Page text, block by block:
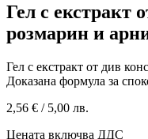
Гел с екстракт
розмарин и
Гел с екстракт от див
Доказана формула за
2,56 € / 5,00 лв.
Цената включва ДДС